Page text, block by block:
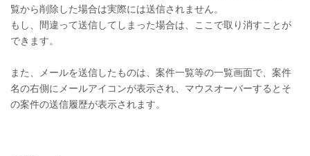
覧から削除した場合は実際には送信されません。
もし、間違って送信してしまった場合は、ここで取り消すことが
できます。
また、メールを送信したものは、案件一覧等の一覧画面で、案件
名の右側にメールアイコンが表示され、マウスオーバーするとそ
の案件の送信履歴が表示されます。